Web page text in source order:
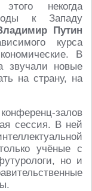
некогда
к Западу
Путин
курса
В
звучали новые
на страну, на
залов
сессия. В ней
учёные с
но и